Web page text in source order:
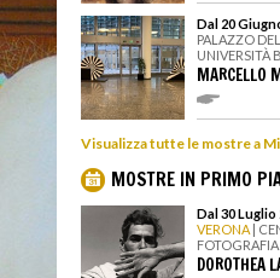
Dal 20
PALAZZO
UNIVERSITÀ
MARCELLO
Visualizza tutte le mostre a
MOSTRE IN PRIMO
Dal 30 Luglio
VERONA |
DOROTHEA